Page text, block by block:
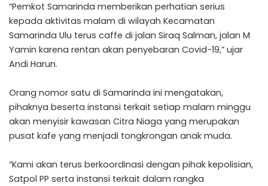
“Pemkot Samarinda memberikan perhatian serius
kepada aktivitas malam di wilayah Kecamatan
Samarinda Ulu terus caffe di jalan Siraq Salman, jalan M
Yamin karena rentan akan penyebaran Covid-19,” ujar
Andi Harun.
Orang nomor satu di Samarinda ini mengatakan,
pihaknya beserta instansi terkait setiap malam minggu
akan menyisir kawasan Citra Niaga yang merupakan
pusat kafe yang menjadi tongkrongan anak muda.
“Kami akan terus berkoordinasi dengan pihak kepolisian,
Satpol PP serta instansi terkait dalam rangka